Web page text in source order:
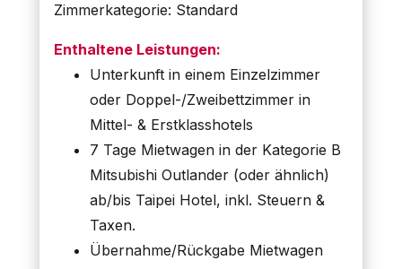
Zimmerkategorie: Standard
Enthaltene Leistungen:
Unterkunft in einem Einzelzimmer
oder Doppel-/Zweibettzimmer in
Mittel- & Erstklasshotels
7 Tage Mietwagen in der Kategorie B
Mitsubishi Outlander (oder ähnlich)
ab/bis Taipei Hotel, inkl. Steuern &
Taxen.
Übernahme/Rückgabe Mietwagen